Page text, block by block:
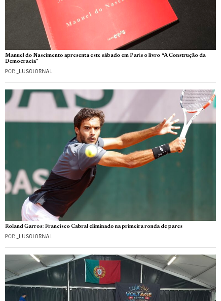
Manuel do Nascimento apresenta este sábado em Paris o livro “A Construção da
Democracia”
POR _LUSOJORNAL
Roland Garros: Francisco Cabral eliminado na primeira ronda de pares
POR _LUSOJORNAL